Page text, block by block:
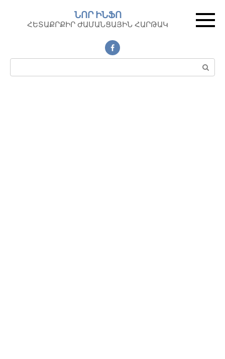
контенту
ՆՈՐ ԻՆՖՈ
ՀԵՏԱՔՐՔԻՐ ԺԱՄԱՆՑԱՅԻՆ ՀԱՐԹԱԿ
Поиск: